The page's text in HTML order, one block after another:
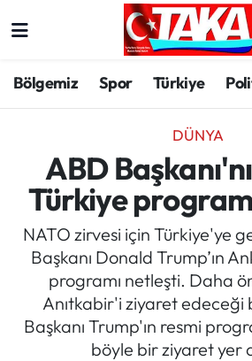
Bölgemiz Spor Türkiye
DÜNYA
ABD
Türkiye
NATO zirvesi için Türkiye'ye
Başkanı Donald Trump’ın
programı netleşti. Daha
Anıtkabir'i ziyaret edeceği
Başkanı Trump'ın resmi
böyle bir ziyaret yer
Spor
Türkiye
Kültür/Sanat
Politika
Politik Kulis
Dünya
Trabzon Hava Durumu
Trabzon Trafik Yoğunluk
Süper Lig Puan Durumu ve
Tüm Manşetler
Son Dakika Haberleri
Haber Arşivi